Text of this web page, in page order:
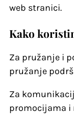
web stranici.
Kako
Za pružanje i
pružanje
Za
promocijama i